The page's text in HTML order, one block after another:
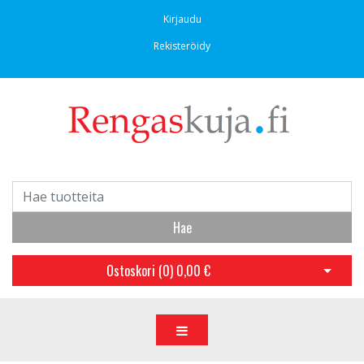
Kirjaudu
Rekisteröidy
Hae
Ostoskori (0) 0,00 € Avaa